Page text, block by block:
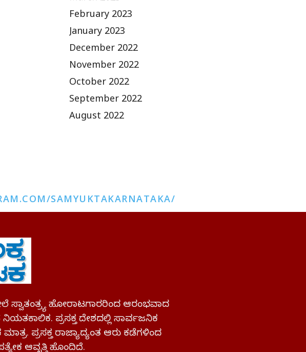
February 2023
January 2023
December 2022
November 2022
October 2022
September 2022
August 2022
SAMYUKTAKARNATAKA/
ಸ್ವಾತಂತ್ರ್ಯ ಹೋರಾಟಗಾರರಿಂದ ಆರಂಭವಾದ
ನಿಯತಕಾಲಿಕ. ಪ್ರಸಕ್ತ ದೇಶದಲ್ಲಿ ಸಾರ್ವಜನಿಕ
ಪ್ರಸಕ್ತ ರಾಜ್ಯಾದ್ಯಂತ ಆರು ಕಡೆಗಳಿಂದ
ಆವೃತ್ತಿ ಹೊಂದಿದೆ.